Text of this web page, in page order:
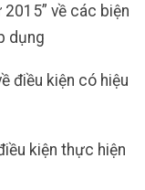
về các biện
dụng
điều kiện có hiệu
kiện thực hiện